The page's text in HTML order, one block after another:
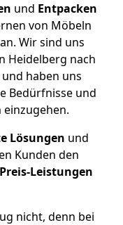
und Entpacken
von Möbeln
Wir sind uns
Heidelberg nach
haben uns
Bedürfnisse und
Lösungen und
Kunden den
Leistungen
nicht, denn bei